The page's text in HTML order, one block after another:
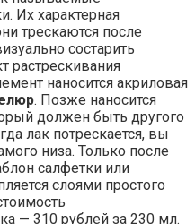
Их характерная
трескаются после
состарить
растрескивания
наносится акриловая
. Позже наносится
должен быть другого
лак потрескается, вы
низа. Только после
салфетки или
слоями простого
— 310 рублей за 230 мл.